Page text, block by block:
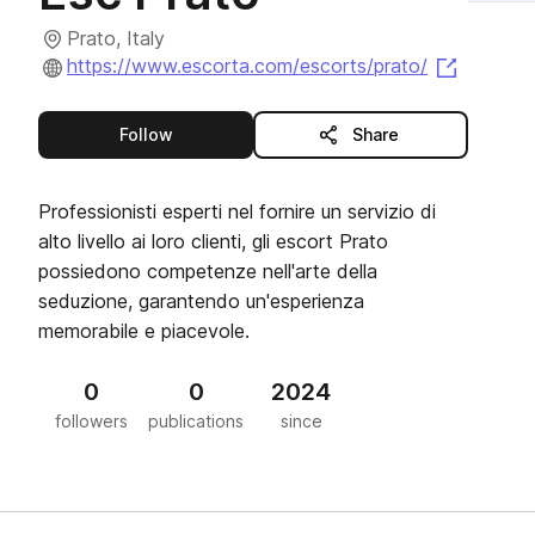
Prato, Italy
https://www.escorta.com/escorts/prato/
Followthis publisher Share
Professionisti esperti nel fornire un servizio di
alto livello ai loro clienti, gli escort Prato
possiedono competenze nell'arte della
seduzione, garantendo un'esperienza
memorabile e piacevole.
0
followers
0
publications
2024
since